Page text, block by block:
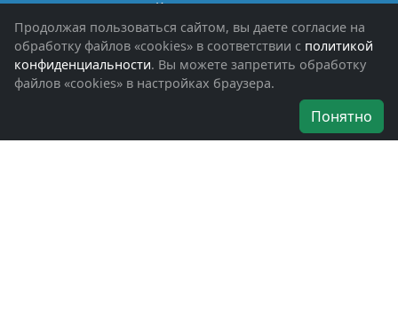
Книги памяти
Фотоальбомы
Обращения граждан
Помощь участникам СВО и их семьям
Об организации
Наши награды
Продолжая пользоваться сайтом, вы даете согласие на
обработку файлов «cookies» в соответствии с политикой
конфиденциальности. Вы можете запретить обработку
файлов «cookies» в настройках браузера.
Понятно